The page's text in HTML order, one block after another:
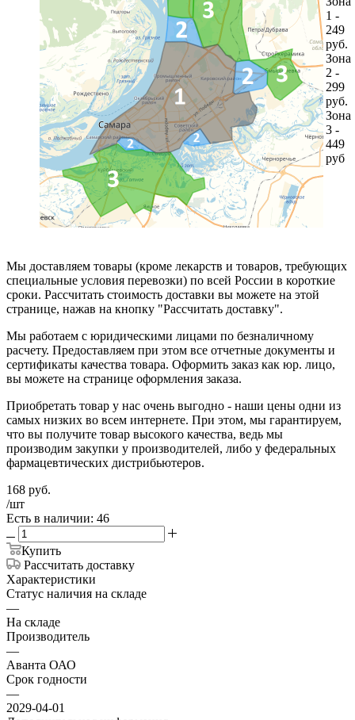
1 -
249
руб.
Зона
2 -
299
руб.
Зона
3 -
449
руб
Мы доставляем товары (кроме лекарств и товаров, требующих
специальные условия перевозки) по всей России в короткие
сроки. Рассчитать стоимость доставки вы можете на этой
странице, нажав на кнопку "Рассчитать доставку".
Мы работаем с юридическими лицами по безналичному
расчету. Предоставляем при этом все отчетные документы и
сертификаты качества товара. Оформить заказ как юр. лицо,
вы можете на странице оформления заказа.
Приобретать товар у нас очень выгодно - наши цены одни из
самых низких во всем интернете. При этом, мы гарантируем,
что вы получите товар высокого качества, ведь мы
производим закупки у производителей, либо у федеральных
фармацевтических дистрибьютеров.
168 руб.
/шт
Есть в наличии: 46
Купить
Рассчитать доставку
Характеристики
Статус наличия на складе
—
На складе
Производитель
—
Аванта ОАО
Срок годности
—
2029-04-01